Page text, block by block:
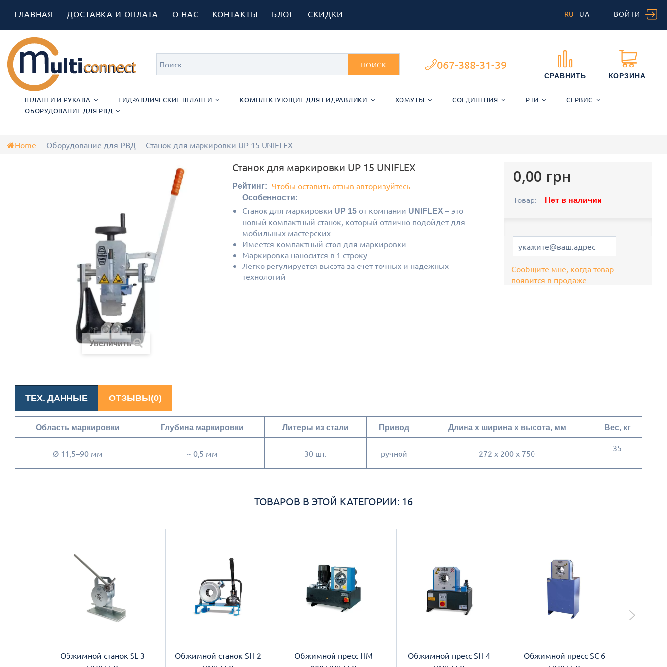
ВОЙТИ
ГЛАВНАЯ ДОСТАВКА И ОПЛАТА О НАС КОНТАКТЫ БЛОГ СКИДКИ RU UA
КОРЗИНА
СРАВНИТЬ
067-388-31-39
ШЛАНГИ И РУКАВА ГИДРАВЛИЧЕСКИЕ ШЛАНГИ КОМПЛЕКТУЮЩИЕ ДЛЯ ГИДРАВЛИКИ ХОМУТЫ СОЕДИНЕНИЯ РТИ
СЕРВИС
ОБОРУДОВАНИЕ ДЛЯ РВД
ПОИСК
Home Оборудование для РВД Станок для маркировки UP 15 UNIFLEX
Увеличить
Станок для маркировки UP 15 UNIFLEX
Рейтинг: Чтобы оставить отзыв авторизуйтесь
Особенности:
Станок для маркировки UP 15от компании UNIFLEX – это
новый компактный станок, который отлично подойдет для
мобильных мастерских
Имеется компактный стол для маркировки
Маркировка наносится в 1 строку
Легко регулируется высота за счет точных и надежных
технологий
0,00 грн
Товар: Нет в наличии
Сообщите мне, когда товар
появится в продаже
ТЕХ. ДАННЫЕ ОТЗЫВЫ(0)
Область маркировки Глубина маркировки Литеры из стали Привод Длина x ширина x высота, мм Вес, кг
Ø 11,5–90 мм ~ 0,5 мм 30 шт. ручной 272 x 200 x 750
35
ТОВАРОВ В ЭТОЙ КАТЕГОРИИ: 16
Обжимной станок SL 3
Обжимной станок SH 2
Обжимной пресс HM
Обжимной пресс SH 4
Обжимной пресс SC 6